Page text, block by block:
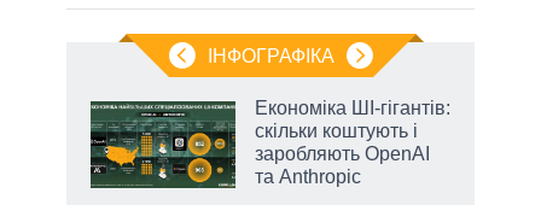
ІНФОГРАФІКА
Економіка ШІ-гігантів:
скільки коштують і
заробляють OpenAI
та Anthropic